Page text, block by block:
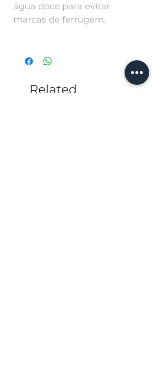
água doce para evitar
marcas de ferrugem.
Related